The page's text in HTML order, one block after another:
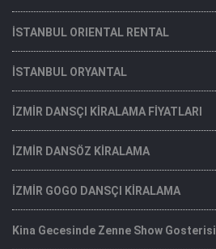
İSTANBUL ORIENTAL RENTAL
İSTANBUL ORYANTAL
İZMİR DANSÇI KİRALAMA FİYATLARI
İZMİR DANSÖZ KİRALAMA
İZMİR GOGO DANSÇI KİRALAMA
Kina Gecesinde Zenne Show Gosterisi